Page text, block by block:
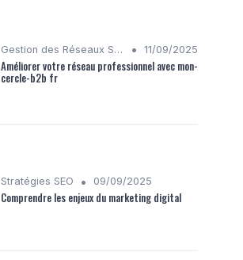
Gestion des Réseaux Sociaux • 11/09/2025
Améliorer votre réseau professionnel avec mon-
cercle-b2b fr
Stratégies SEO • 09/09/2025
Comprendre les enjeux du marketing digital